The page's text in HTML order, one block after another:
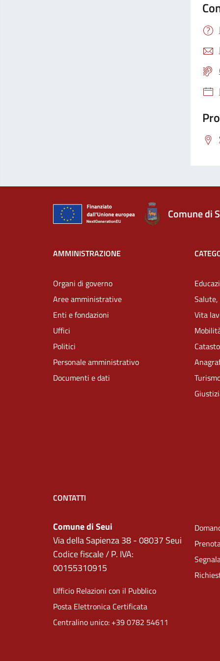
Comune di
AMMINISTRAZIONE
Organi di governo
Aree amministrative
Enti e fondazioni
Uffici
Politici
Personale amministrativo
Documenti e dati
Salute,
Vita
CONTATTI
Comune di Seui
Via della Sapienza 38 - 08037 Seui
Codice fiscale / P. IVA:
00155310915
Ufficio Relazioni con il Pubblico
Posta Elettronica Certificata
Centralino unico: +39 0782 54611